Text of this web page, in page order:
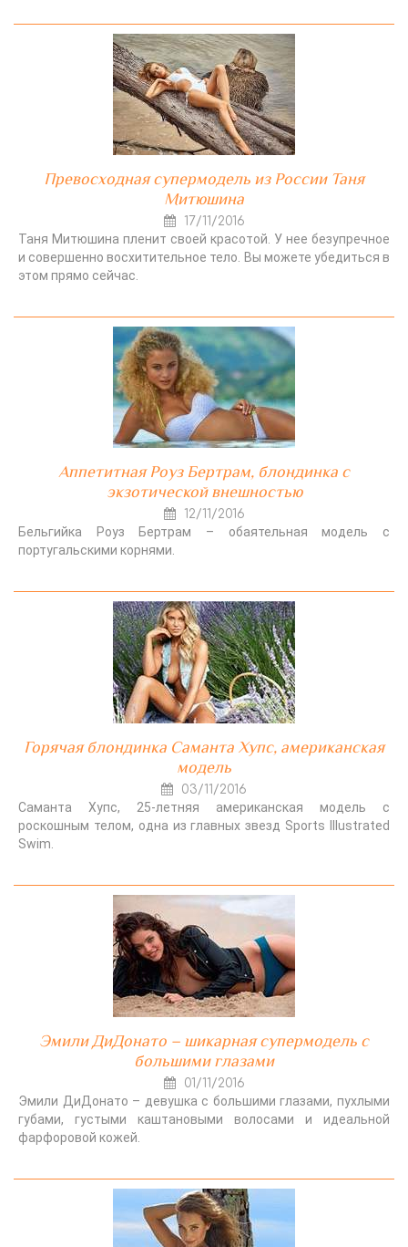
Превосходная супермодель из России Таня
Митюшина
17/11/2016
Таня Митюшина пленит своей красотой. У нее безупречное
и совершенно восхитительное тело. Вы можете убедиться в
этом прямо сейчас.
Аппетитная Роуз Бертрам, блондинка с
экзотической внешностью
12/11/2016
Бельгийка Роуз Бертрам – обаятельная модель с
португальскими корнями.
Горячая блондинка Саманта Хупс, американская
модель
03/11/2016
Саманта Хупс, 25-летняя американская модель с
роскошным телом, одна из главных звезд Sports Illustrated
Swim.
Эмили ДиДонато – шикарная супермодель с
большими глазами
01/11/2016
Эмили ДиДонато – девушка с большими глазами, пухлыми
губами, густыми каштановыми волосами и идеальной
фарфоровой кожей.